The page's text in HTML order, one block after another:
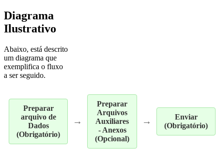
Diagrama
Ilustrativo
Abaixo, está descrito
um diagrama que
exemplifica o fluxo
a ser seguido.
Preparar
arquivo de
Dados
(Obrigatório)
→
Preparar
Arquivos
Auxiliares
- Anexos
(Opcional)
→
Enviar
(Obrigatório)